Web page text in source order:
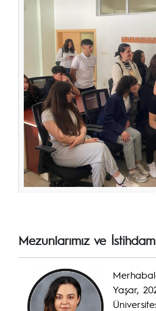
Mezunlarımız ve İstihdam
Yaşar,